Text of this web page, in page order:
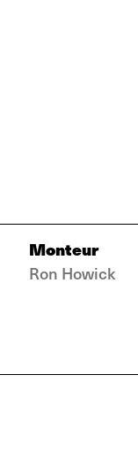
Monteur
Ron Howick